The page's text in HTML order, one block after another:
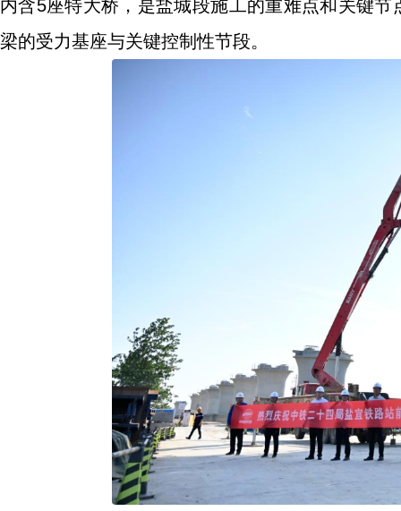
内含5座特大桥，是盐城段施工的重难点和关键
梁的受力基座与关键控制性节段。